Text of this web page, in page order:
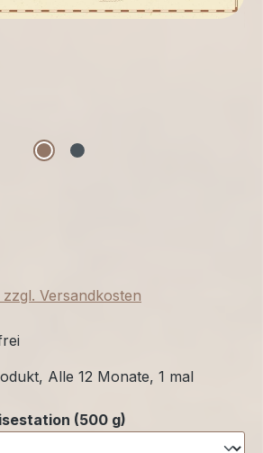
Versandkosten
Alle 12 Monate, 1 mal
(500 g)